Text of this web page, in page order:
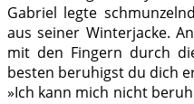
Gabriel legte
aus seiner Winterjacke.
mit den Fingern durch
besten beruhigst du dich
»Ich kann mich nicht